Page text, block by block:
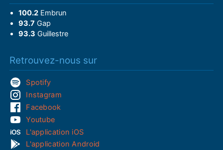
100.2Embrun
93.7 Gap
93.3 Guillestre
Retrouvez-nous sur
Spotify
Instagram
Facebook
Youtube
L'application iOS
L'application Android